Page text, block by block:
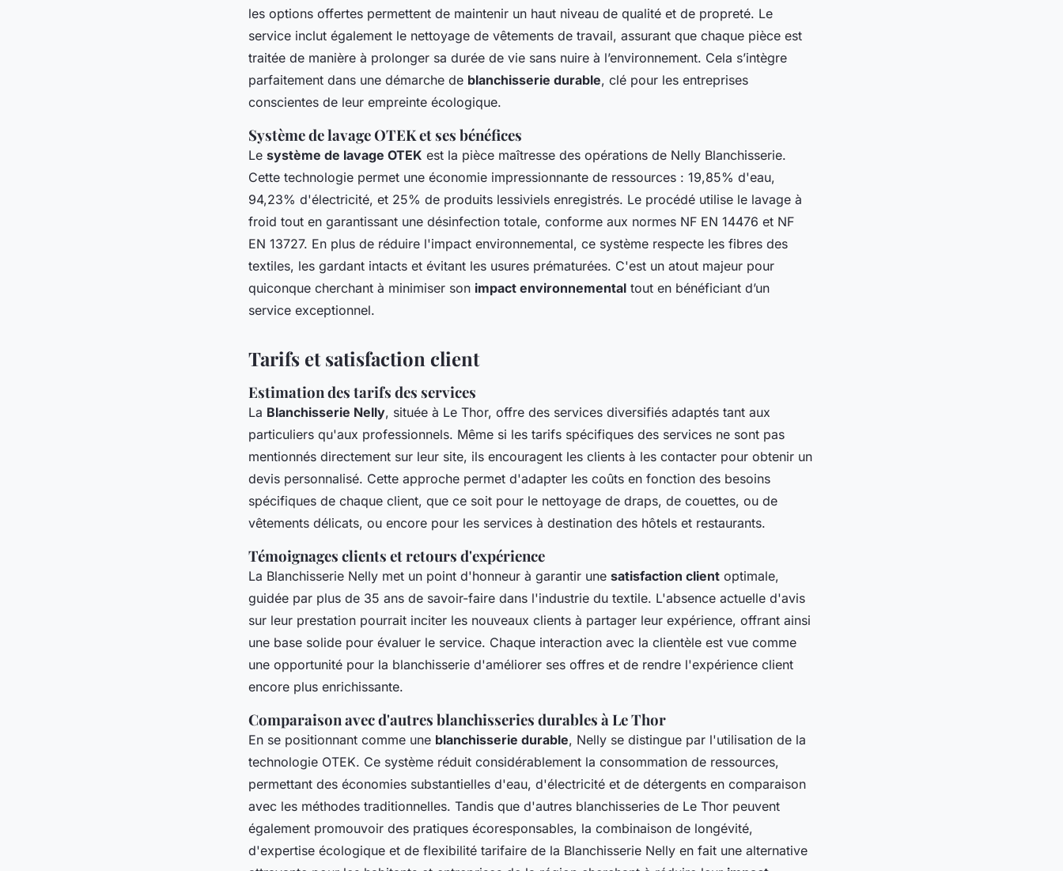
les options offertes permettent de maintenir un haut niveau de qualité et de propreté. Le
service inclut également le nettoyage de vêtements de travail, assurant que chaque pièce est
traitée de manière à prolonger sa durée de vie sans nuire à l’environnement. Cela s’intègre
parfaitement dans une démarche de blanchisserie durable, clé pour les entreprises
conscientes de leur empreinte écologique.
Système de lavage OTEK et ses bénéfices
Le système de lavage OTEK est la pièce maîtresse des opérations de Nelly Blanchisserie.
Cette technologie permet une économie impressionnante de ressources : 19,85% d'eau,
94,23% d'électricité, et 25% de produits lessiviels enregistrés. Le procédé utilise le lavage à
froid tout en garantissant une désinfection totale, conforme aux normes NF EN 14476 et NF
EN 13727. En plus de réduire l'impact environnemental, ce système respecte les fibres des
textiles, les gardant intacts et évitant les usures prématurées. C'est un atout majeur pour
quiconque cherchant à minimiser son impact environnemental tout en bénéficiant d’un
service exceptionnel.
Tarifs et satisfaction client
Estimation des tarifs des services
La Blanchisserie Nelly, située à Le Thor, offre des services diversifiés adaptés tant aux
particuliers qu'aux professionnels. Même si les tarifs spécifiques des services ne sont pas
mentionnés directement sur leur site, ils encouragent les clients à les contacter pour obtenir un
devis personnalisé. Cette approche permet d'adapter les coûts en fonction des besoins
spécifiques de chaque client, que ce soit pour le nettoyage de draps, de couettes, ou de
vêtements délicats, ou encore pour les services à destination des hôtels et restaurants.
Témoignages clients et retours d'expérience
La Blanchisserie Nelly met un point d'honneur à garantir une satisfaction client optimale,
guidée par plus de 35 ans de savoir-faire dans l'industrie du textile. L'absence actuelle d'avis
sur leur prestation pourrait inciter les nouveaux clients à partager leur expérience, offrant ainsi
une base solide pour évaluer le service. Chaque interaction avec la clientèle est vue comme
une opportunité pour la blanchisserie d'améliorer ses offres et de rendre l'expérience client
encore plus enrichissante.
Comparaison avec d'autres blanchisseries durables à Le Thor
En se positionnant comme une blanchisserie durable, Nelly se distingue par l'utilisation de la
technologie OTEK. Ce système réduit considérablement la consommation de ressources,
permettant des économies substantielles d'eau, d'électricité et de détergents en comparaison
avec les méthodes traditionnelles. Tandis que d'autres blanchisseries de Le Thor peuvent
également promouvoir des pratiques écoresponsables, la combinaison de longévité,
d'expertise écologique et de flexibilité tarifaire de la Blanchisserie Nelly en fait une alternative